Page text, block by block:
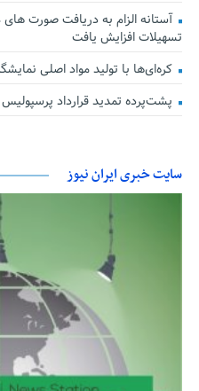
تسهیلات افزایش یافت
کره‌ای‌ها با تولید مواد اصلی
پشت‌پرده تمدید قرارداد
سایت خبری ایران نیوز